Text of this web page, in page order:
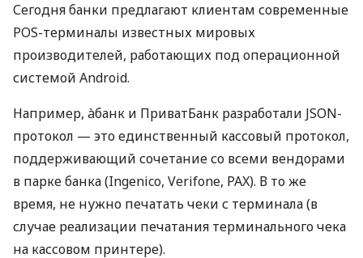
Сегодня банки предлагают клиентам современные
POS-терминалы известных мировых
производителей, работающих под операционной
системой Android.
Например, àбанк и ПриватБанк разработали JSON-
протокол — это единственный кассовый протокол,
поддерживающий сочетание со всеми вендорами
в парке банка (Ingenico, Verifone, PAX). В то же
время, не нужно печатать чеки с терминала (в
случае реализации печатания терминального чека
на кассовом принтере).